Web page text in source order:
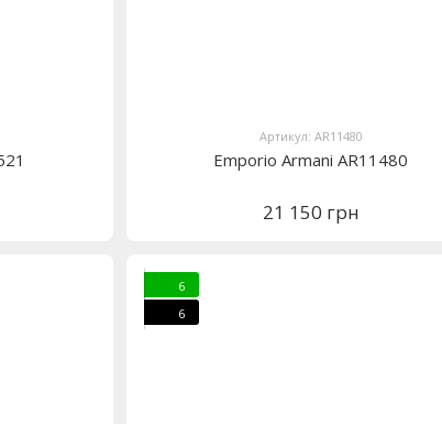
Артикул: AR11480
Emporio Armani AR11480
21 150 грн
6
6